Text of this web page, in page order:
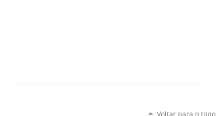
Voltar para o topo